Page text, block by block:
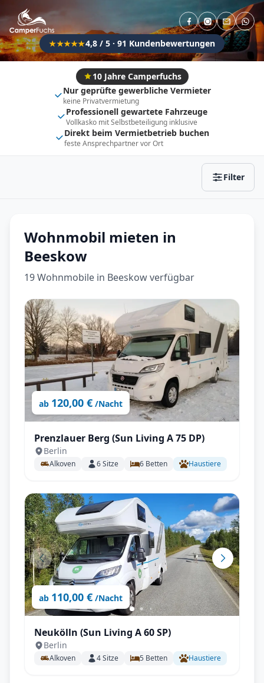
★★★★★4,8 / 5 · 91 Kundenbewertungen
10 Jahre Camperfuchs
Nur geprüfte gewerbliche Vermieter
keine Privatvermietung
Professionell gewartete Fahrzeuge
Vollkasko mit Selbstbeteiligung inklusive
Direkt beim Vermietbetrieb buchen
feste Ansprechpartner vor Ort
Filter
Flexibel (±3 Tage) Anhängerkupplung
Fahrzeugtyp
Vollintegriert Kastenwagen
Alkoven Teil-Integriert
Wohnwagen
Wohnmobil mieten in
Beeskow
19 Wohnmobile in Beeskow verfügbar
ab 120,00 € /Nacht
Prenzlauer Berg (Sun Living A 75 DP)
Berlin
Alkoven 6Sitze 6 Betten Haustiere
ab 110,00 € /Nacht
Neukölln (Sun Living A 60 SP)
Berlin
Alkoven 4Sitze 5 Betten Haustiere